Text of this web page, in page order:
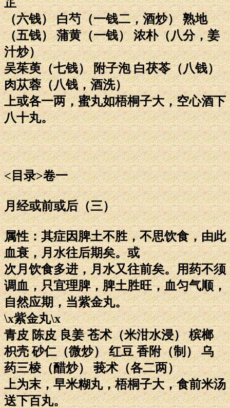
（六钱） 白芍（一钱二，酒炒） 熟地
（五钱） 蒲黄（一钱） 浓朴（八分，姜
汁炒）
吴茱萸（七钱） 附子泡 白茯苓（八钱）
肉苁蓉（八钱，酒洗）
上或各一两，蜜丸如梧桐子大，空心酒下
八十丸。
<目录>卷一
月经或前或后（三）
属性：其症因脾土不胜，不思饮食，由此
血衰，月水往后期矣。或
次月饮食多进，月水又往前矣。用药不须
调血，只宜理脾，脾土胜旺，血匀气顺，
自然应期，当紫金丸。
\x紫金丸\x
青皮 陈皮 良姜 苍术（米泔水浸） 槟榔
枳壳 砂仁（微炒） 红豆 香附（制） 乌
药三棱（醋炒） 莪术（各二两）
上为末，早米糊丸，梧桐子大，食前米汤
送下百丸。